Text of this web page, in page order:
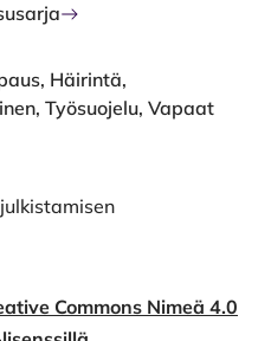
Häirintä,
Työsuojelu, Vapaat
Commons Nimeä 4.0